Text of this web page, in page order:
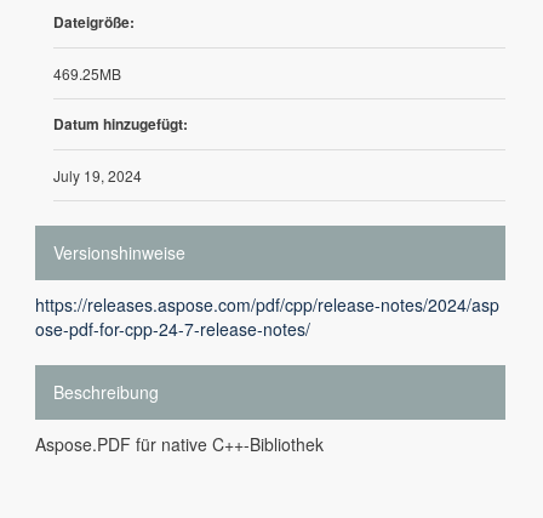
Dateigröße:
469.25MB
Datum hinzugefügt:
July 19, 2024
Versionshinweise
https://releases.aspose.com/pdf/cpp/release-notes/2024/asp
ose-pdf-for-cpp-24-7-release-notes/
Beschreibung
Aspose.PDF für native C++-Bibliothek